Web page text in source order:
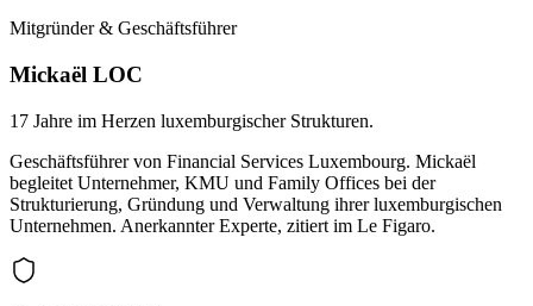
Mitgründer & Geschäftsführer
Mickaël LOC
17 Jahre im Herzen luxemburgischer Strukturen.
Geschäftsführer von Financial Services Luxembourg. Mickaël
begleitet Unternehmer, KMU und Family Offices bei der
Strukturierung, Gründung und Verwaltung ihrer luxemburgischen
Unternehmen. Anerkannter Experte, zitiert im Le Figaro.